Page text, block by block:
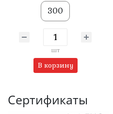
300
шт
В корзину
Сертификаты